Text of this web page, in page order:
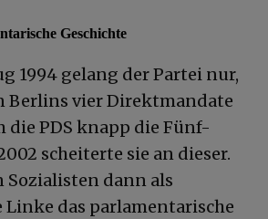
Geschichte
1994 gelang der Partei nur,
Berlins vier Direktmandate
die PDS knapp die Fünf-
scheiterte sie an dieser.
Sozialisten dann als
Linke das parlamentarische